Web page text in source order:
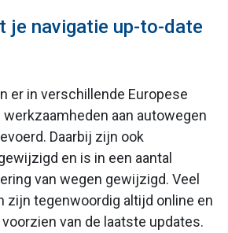
je navigatie up-to-date
er in verschillende Europese
werkzaamheden aan autowegen
Daarbij zijn ook
en is in een aantal
van wegen gewijzigd. Veel
zijn tegenwoordig altijd online en
van de laatste updates.